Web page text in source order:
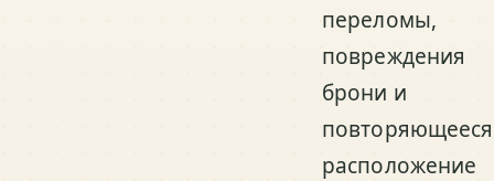
переломы,
повреждения
брони и
повторяющееся
расположение